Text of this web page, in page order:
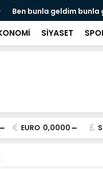
Ben bunla geldim
SİYASET
EURO 0,0000